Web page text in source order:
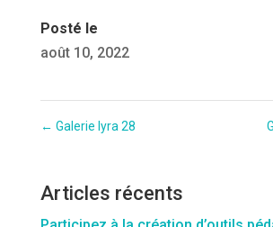
Posté le
août 10, 2022
← Galerie lyra 28
Articles récents